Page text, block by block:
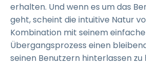
erhalten. Und wenn es um das
geht, scheint die intuitive Natur
Kombination mit seinem
Übergangsprozess einen
seinen Benutzern hinterlassen zu